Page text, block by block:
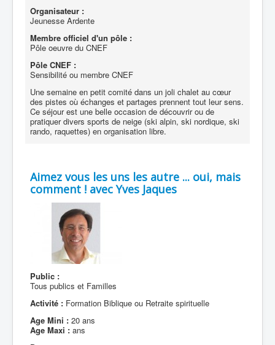
Organisateur :
Jeunesse Ardente
Membre officiel d'un pôle :
Pôle oeuvre du CNEF
Pôle CNEF :
Sensibilité ou membre CNEF
Une semaine en petit comité dans un joli chalet au cœur
des pistes où échanges et partages prennent tout leur sens.
Ce séjour est une belle occasion de découvrir ou de
pratiquer divers sports de neige (ski alpin, ski nordique, ski
rando, raquettes) en organisation libre.
Aimez vous les uns les autre ... oui, mais
comment ! avec Yves Jaques
Public :
Tous publics et Familles
Activité : Formation Biblique ou Retraite spirituelle
Age Mini : 20 ans
Age Maxi : ans